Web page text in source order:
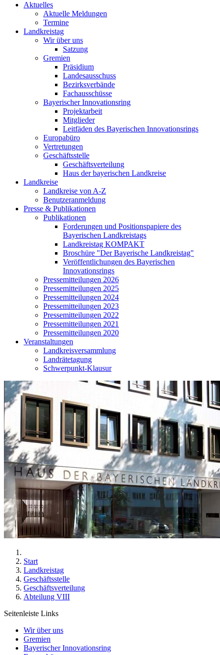
Aktuelles
Aktuelle Meldungen
Termine
Landkreistag
Wir über uns
Satzung
Gremien
Präsidium
Landesausschuss
Bezirksverbände
Fachausschüsse
Bayerischer Innovationsring
Projektarbeit
Mitglieder
Leitfäden des Bayerischen Innovationsrings
Europabüro
Vertretungen
Geschäftsstelle
Geschäftsverteilung
Haus der bayerischen Landkreise
Landkreise
Landkreise von A-Z
Benutzeranmeldung
Presse & Publikationen
Publikationen
Forderungen und Positionspapiere des
Bayerischen Landkreistags
Landkreistag KOMPAKT
Broschüre "Der Bayerische Landkreistag"
Veröffentlichungen des Bayerischen
Innovationsrings
Pressemitteilungen 2026
Pressemitteilungen 2025
Pressemitteilungen 2024
Pressemitteilungen 2023
Pressemitteilungen 2022
Pressemitteilungen 2021
Pressemitteilungen 2020
Veranstaltungen
Landkreisversammlung
Landrätetagung
Schwerpunkt-Klausur
Start
Landkreistag
Geschäftsstelle
Geschäftsverteilung
Abteilung VIII
Seitenleiste Links
Wir über uns
Gremien
Bayerischer Innovationsring